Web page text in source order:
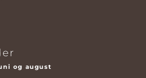
og august